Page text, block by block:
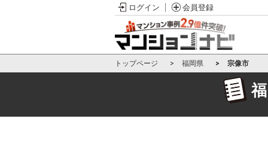
ログイン 会員登録
トップページ 福岡県 宗像市